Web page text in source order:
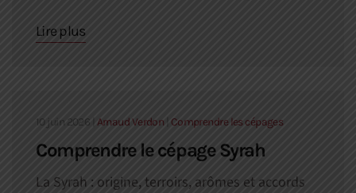
Lire plus
10 juin 2026 Arnaud Verdon| Comprendre les cépages
Comprendre le cépage Syrah
La Syrah : origine, terroirs, arômes et accords